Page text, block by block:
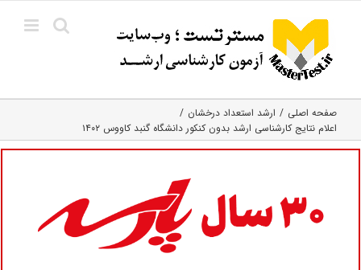
content
صفحه اصلی
ارشد استعداد درخشان
اعلام نتایج کارشناسی ارشد بدون کنکور دانشگاه گنبد کاووس ۱۴۰۲